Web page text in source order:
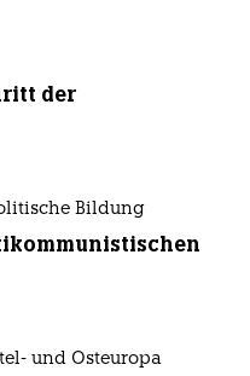
der
Bildung
und Osteuropa